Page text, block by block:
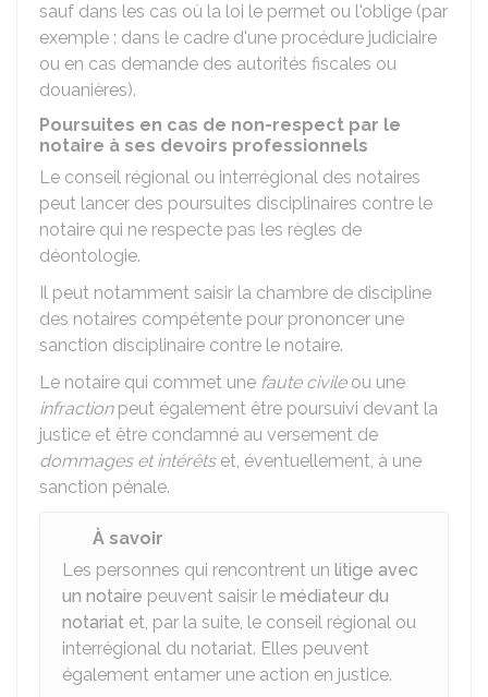
sauf dans les cas où la loi le permet ou l'oblige (par
exemple : dans le cadre d'une procédure judiciaire
ou en cas demande des autorités fiscales ou
douanières).
Poursuites en cas de non-respect par le
notaire à ses devoirs professionnels
Le conseil régional ou interrégional des notaires
peut lancer des poursuites disciplinaires contre le
notaire qui ne respecte pas les règles de
déontologie.
Il peut notamment saisir la chambre de discipline
des notaires compétente pour prononcer une
sanction disciplinaire contre le notaire.
Le notaire qui commet une faute civileou une
infractionpeut également être poursuivi devant la
justice et être condamné au versement de
dommages et intérêtset, éventuellement, à une
sanction pénale.
À savoir
Les personnes qui rencontrent un litige avec
un notaire peuvent saisir le médiateur du
notariat et, par la suite, le conseil régional ou
interrégional du notariat. Elles peuvent
également entamer une action en justice.